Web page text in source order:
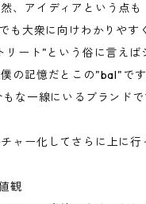
、アイディアという点も
も大衆に向けわかりやす
リート"という俗に言えば
の記憶だとこの"bal"です
な一線にいるブランドで
ャー化してさらに上に行
観